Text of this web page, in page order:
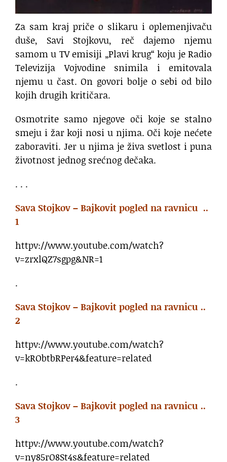
Za sam kraj priče o slikaru i oplemenjivaču
duše, Savi Stojkovu, reč dajemo njemu
samom u TV emisiji „Plavi krug“ koju je Radio
Televizija Vojvodine snimila i emitovala
njemu u čast. On govori bolje o sebi od bilo
kojih drugih kritičara.
Osmotrite samo njegove oči koje se stalno
smeju i žar koji nosi u njima. Oči koje nećete
zaboraviti. Jer u njima je živa svetlost i puna
životnost jednog srećnog dečaka.
. . .
Sava Stojkov – Bajkovit pogled na ravnicu ..
1
httpv://www.youtube.com/watch?
v=zrxlQZ7sgpg&NR=1
.
Sava Stojkov – Bajkovit pogled na ravnicu ..
2
httpv://www.youtube.com/watch?
v=kRObtbRPer4&feature=related
.
Sava Stojkov – Bajkovit pogled na ravnicu ..
3
httpv://www.youtube.com/watch?
v=ny85rO8St4s&feature=related